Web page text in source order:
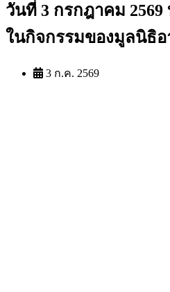
วันที่ 3 กรกฎาคม
ในกิจกรรมของมูลนิธิอ
3 ก.ค. 2569